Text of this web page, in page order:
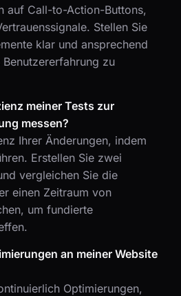
auf Call-to-Action-Buttons,
Stellen Sie
klar und ansprechend
zu
meiner Tests zur
messen?
Ihrer Änderungen, indem
Erstellen Sie zwei
vergleichen Sie die
einen Zeitraum von
um fundierte
an meiner Website
Optimierungen,